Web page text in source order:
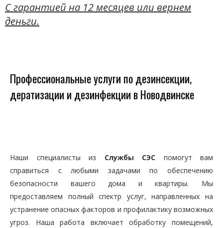
C гарантией на 12 месяцев или вернем
деньги.
Профессиональные услуги по дезинсекции,
дератизации и дезинфекции в Новодвинске
Наши специалисты из Службы СЭС помогут вам
справиться с любыми задачами по обеспечению
безопасности вашего дома и квартиры. Мы
предоставляем полный спектр услуг, направленных на
устранение опасных факторов и профилактику возможных
угроз. Наша работа включает обработку помещений,